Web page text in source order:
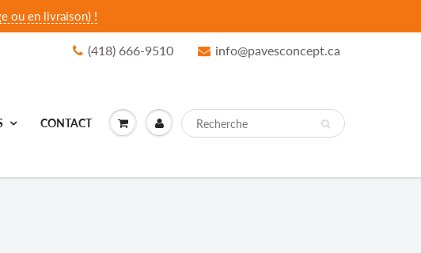
ou en livraison) !
(418) 666-9510 info@pavesconcept.ca
CONTACT